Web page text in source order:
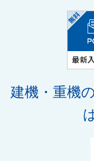
建機・重機